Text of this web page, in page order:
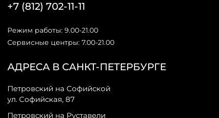
АДРЕСА В САНКТ-ПЕТЕРБУРГЕ
Петровский на Софийской
ул. Софийская, 87
Петровский на Руставели
+7 (812) 702-11-11
Режим работы: 9.00-21.00
Сервисные центры: 7.00-21.00